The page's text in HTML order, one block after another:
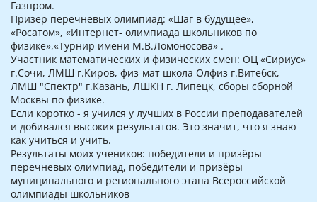
Газпром.
Призер перечневых олимпиад: «Шаг в будущее»,
«Росатом», «Интернет- олимпиада школьников по
физике»,«Турнир имени М.В.Ломоносова» .
Участник математических и физических смен: ОЦ «Сириус»
г.Сочи, ЛМШ г.Киров, физ-мат школа Олфиз г.Витебск,
ЛМШ "Спектр" г.Казань, ЛШКН г. Липецк, сборы сборной
Москвы по физике.
Если коротко - я учился у лучших в России преподавателей
и добивался высоких результатов. Это значит, что я знаю
как учиться и учить.
Результаты моих учеников: победители и призёры
перечневых олимпиад, победители и призëры
муниципального и регионального этапа Всероссийской
олимпиады школьников